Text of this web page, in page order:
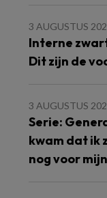
3 AUGUSTUS
Interne
Dit zijn de
3 AUGUSTUS
Serie:
kwam dat ik
nog voor